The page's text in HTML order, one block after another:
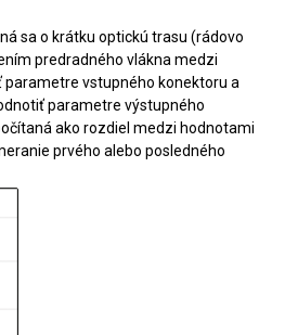
sa o krátku optickú trasu (rádovo
predradného vlákna medzi
vstupného konektoru a
parametre výstupného
ako rozdiel medzi hodnotami
prvého alebo posledného